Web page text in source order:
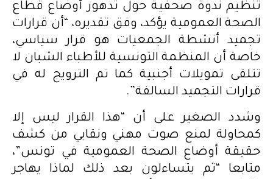
تنظيم ندوة صحفية حول تدهور أوضاع قطاع
الصحة العمومية يؤكد، وفق تقديره، “أن قرارات
تجميد أنشطة الجمعيات هو قرار سياسي،
خاصة أن المنظمة التونسية للأطباء الشبان لا
تتلقى تمويلات أجنبية كما تم الترويج له في
قرارات التجميد السالفة”.
وشدد الصغير على أن “هذا القرار ليس إلا
كمحاولة لمنع صوت مهني ونقابي من كشف
حقيقة أوضاع الصحة العمومية في تونس”،
متابعا “ثم يتساءلون بعد ذلك لماذا يهاجر